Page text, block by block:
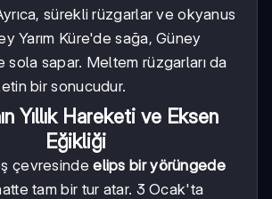
sürekli rüzgarlar ve okyanus
Yarım Küre'de sağa, Güney
sola sapar. Meltem rüzgarları da
bir sonucudur.
Yıllık Hareketi ve Eksen
Eğikliği
çevresindeelips bir yörüngede
tam bir tur atar. 3 Ocak'ta